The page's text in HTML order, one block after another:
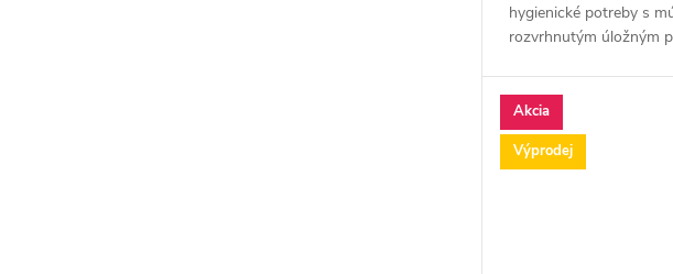
hygienické potreby s
rozvrhnutým úložným
Akcia
Výprodej